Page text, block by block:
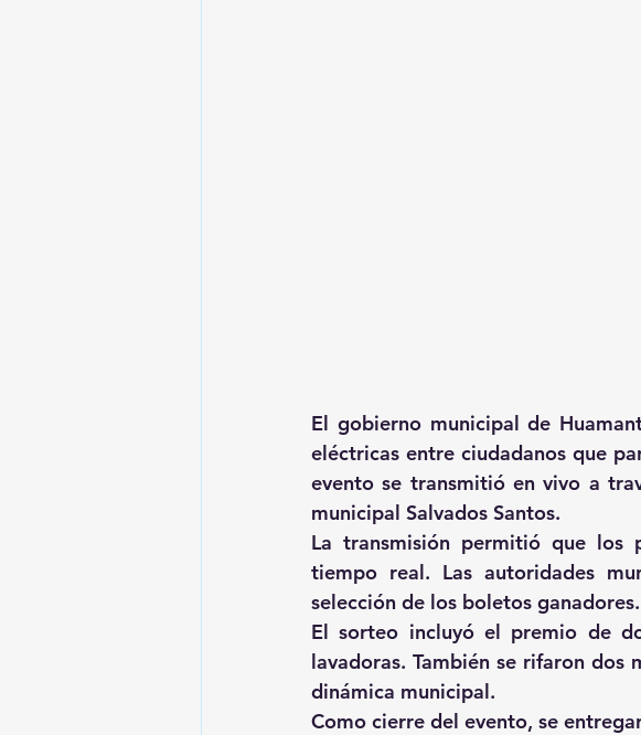
El gobierno municipal de
eléctricas entre ciudadanos que
evento se transmitió en vivo a
municipal Salvados Santos.
La transmisión permitió que los
tiempo real. Las autoridades
selección de los boletos ganadores.
El sorteo incluyó el premio de
lavadoras. También se rifaron
dinámica municipal.
Como cierre del evento, se